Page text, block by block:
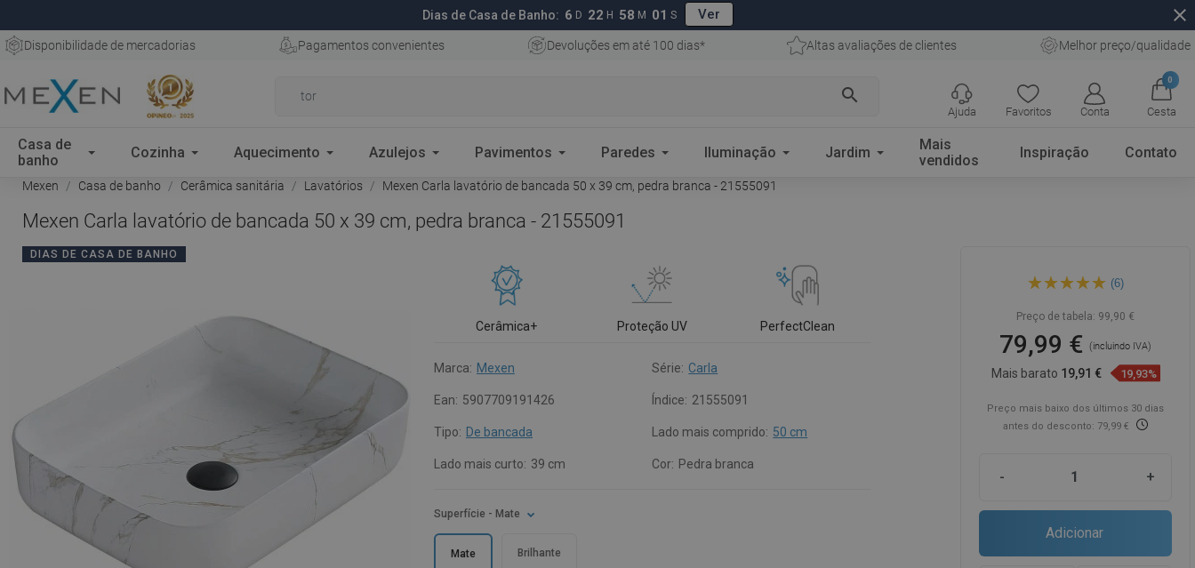
Dias de Casa de Banho: 6 D 22 H 58 M 00 S Ver close
Disponibilidade de mercadorias Pagamentos convenientes Devoluções em até 100 dias* Altas avaliações de clientes Melhor preço/qualidade
search
Favoritos Conta
0
Cesta
Ajuda
Casa de
banho
Cozinha Aquecimento Azulejos Pavimentos Paredes Iluminação Jardim
Mais
vendidos
Inspiração Contato
Mexen Casa de banho Cerâmica sanitária Lavatórios Mexen Carla lavatório de bancada 50 x 39 cm, pedra branca - 21555091
Mexen Carla lavatório de bancada 50 x 39 cm, pedra branca - 21555091
DIAS DE CASA DE BANHO
Cerâmica+ Proteção UV PerfectClean
Marca: Mexen Série: Carla
Ean: 5907709191426 Índice: 21555091
Tipo: De bancada Lado mais comprido: 50 cm
Lado mais curto: 39 cm Cor: Pedra branca
Superfície - Mate
Mate Brilhante
bancada 50 x 39 cm, pedra
(6)
Preço de tabela: 99,90 €
79,99 €(incluindo IVA)
Mais barato 19,91 € 19,93%
Preço mais baixo dos últimos 30 dias
antes do desconto: 79,99 €
- +
Adicionar